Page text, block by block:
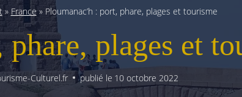
Amérique du Sud
Afrique australe
» France» Ploumanac’h : port, phare, plages et tourisme
plages et
Culturel.fr publié le 10 octobre 2022